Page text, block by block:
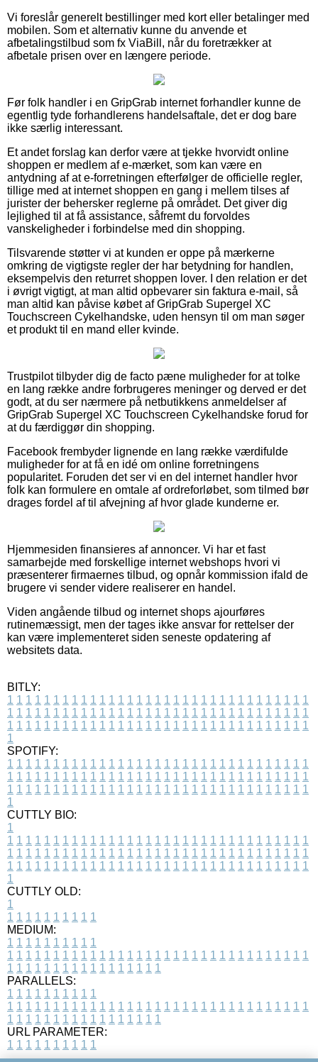
Vi foreslår generelt bestillinger med kort eller betalinger med
mobilen. Som et alternativ kunne du anvende et
afbetalingstilbud som fx ViaBill, når du foretrækker at
afbetale prisen over en længere periode.
Før folk handler i en GripGrab internet forhandler kunne de
egentlig tyde forhandlerens handelsaftale, det er dog bare
ikke særlig interessant.
Et andet forslag kan derfor være at tjekke hvorvidt online
shoppen er medlem af e-mærket, som kan være en
antydning af at e-forretningen efterfølger de officielle regler,
tillige med at internet shoppen en gang i mellem tilses af
jurister der behersker reglerne på området. Det giver dig
lejlighed til at få assistance, såfremt du forvoldes
vanskeligheder i forbindelse med din shopping.
Tilsvarende støtter vi at kunden er oppe på mærkerne
omkring de vigtigste regler der har betydning for handlen,
eksempelvis den returret shoppen lover. I den relation er det
i øvrigt vigtigt, at man altid opbevarer sin faktura e-mail, så
man altid kan påvise købet af GripGrab Supergel XC
Touchscreen Cykelhandske, uden hensyn til om man søger
et produkt til en mand eller kvinde.
Trustpilot tilbyder dig de facto pæne muligheder for at tolke
en lang række andre forbrugeres meninger og derved er det
godt, at du ser nærmere på netbutikkens anmeldelser af
GripGrab Supergel XC Touchscreen Cykelhandske forud for
at du færdiggør din shopping.
Facebook frembyder lignende en lang række værdifulde
muligheder for at få en idé om online forretningens
popularitet. Foruden det ser vi en del internet handler hvor
folk kan formulere en omtale af ordreforløbet, som tilmed bør
drages fordel af til afvejning af hvor glade kunderne er.
Hjemmesiden finansieres af annoncer. Vi har et fast
samarbejde med forskellige internet webshops hvori vi
præsenterer firmaernes tilbud, og opnår kommission ifald de
brugere vi sender videre realiserer en handel.
Viden angående tilbud og internet shops ajourføres
rutinemæssigt, men der tages ikke ansvar for rettelser der
kan være implementeret siden seneste opdatering af
websitets data.
BITLY:
1 1 1 1 1 1 1 1 1 1 1 1 1 1 1 1 1 1 1 1 1 1 1 1 1 1 1 1 1 1 1 1 1
1 1 1 1 1 1 1 1 1 1 1 1 1 1 1 1 1 1 1 1 1 1 1 1 1 1 1 1 1 1 1 1 1
1 1 1 1 1 1 1 1 1 1 1 1 1 1 1 1 1 1 1 1 1 1 1 1 1 1 1 1 1 1 1 1 1
1
SPOTIFY:
1 1 1 1 1 1 1 1 1 1 1 1 1 1 1 1 1 1 1 1 1 1 1 1 1 1 1 1 1 1 1 1 1
1 1 1 1 1 1 1 1 1 1 1 1 1 1 1 1 1 1 1 1 1 1 1 1 1 1 1 1 1 1 1 1 1
1 1 1 1 1 1 1 1 1 1 1 1 1 1 1 1 1 1 1 1 1 1 1 1 1 1 1 1 1 1 1 1 1
1
CUTTLY BIO:
1
1 1 1 1 1 1 1 1 1 1 1 1 1 1 1 1 1 1 1 1 1 1 1 1 1 1 1 1 1 1 1 1 1
1 1 1 1 1 1 1 1 1 1 1 1 1 1 1 1 1 1 1 1 1 1 1 1 1 1 1 1 1 1 1 1 1
1 1 1 1 1 1 1 1 1 1 1 1 1 1 1 1 1 1 1 1 1 1 1 1 1 1 1 1 1 1 1 1 1
1
CUTTLY OLD:
1
1 1 1 1 1 1 1 1 1 1
MEDIUM:
1 1 1 1 1 1 1 1 1 1
1 1 1 1 1 1 1 1 1 1 1 1 1 1 1 1 1 1 1 1 1 1 1 1 1 1 1 1 1 1 1 1 1
1 1 1 1 1 1 1 1 1 1 1 1 1 1 1 1 1
PARALLELS:
1 1 1 1 1 1 1 1 1 1
1 1 1 1 1 1 1 1 1 1 1 1 1 1 1 1 1 1 1 1 1 1 1 1 1 1 1 1 1 1 1 1 1
1 1 1 1 1 1 1 1 1 1 1 1 1 1 1 1 1
URL PARAMETER:
1 1 1 1 1 1 1 1 1 1